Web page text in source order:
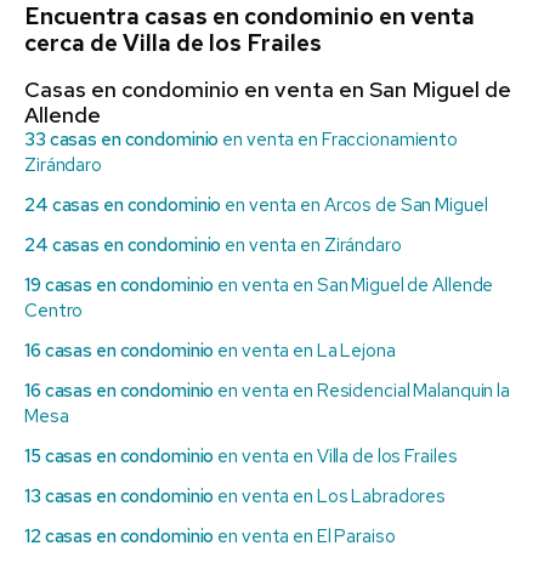
Encuentra casas en condominio en venta
cerca de Villa de los Frailes
Casas en condominio en venta en San Miguel de
Allende
33 casas en condominio en venta en Fraccionamiento
Zirándaro
24 casas en condominio en venta en Arcos de San Miguel
24 casas en condominio en venta en Zirándaro
19 casas en condominio en venta en San Miguel de Allende
Centro
16 casas en condominio en venta en La Lejona
16 casas en condominio en venta en Residencial Malanquin la
Mesa
15 casas en condominio en venta en Villa de los Frailes
13 casas en condominio en venta en Los Labradores
12 casas en condominio en venta en El Paraiso